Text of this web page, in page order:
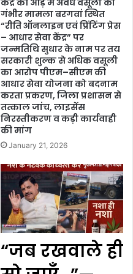
गंभीर मामला बरगवां स्थित
“रीति ऑनलाइन एवं प्रिंटिंग प्रेस
– आधार सेवा केंद्र” पर
जन्मतिथि सुधार के नाम पर तय
सरकारी शुल्क से अधिक वसूली
का आरोप पीएम–सीएम की
आधार सेवा योजना को बदनाम
करता प्रकरण, जिला प्रशासन से
तत्काल जांच, लाइसेंस
निरस्तीकरण व कड़ी कार्यवाही
की मांग
January 21, 2026
“जब रखवाले ही